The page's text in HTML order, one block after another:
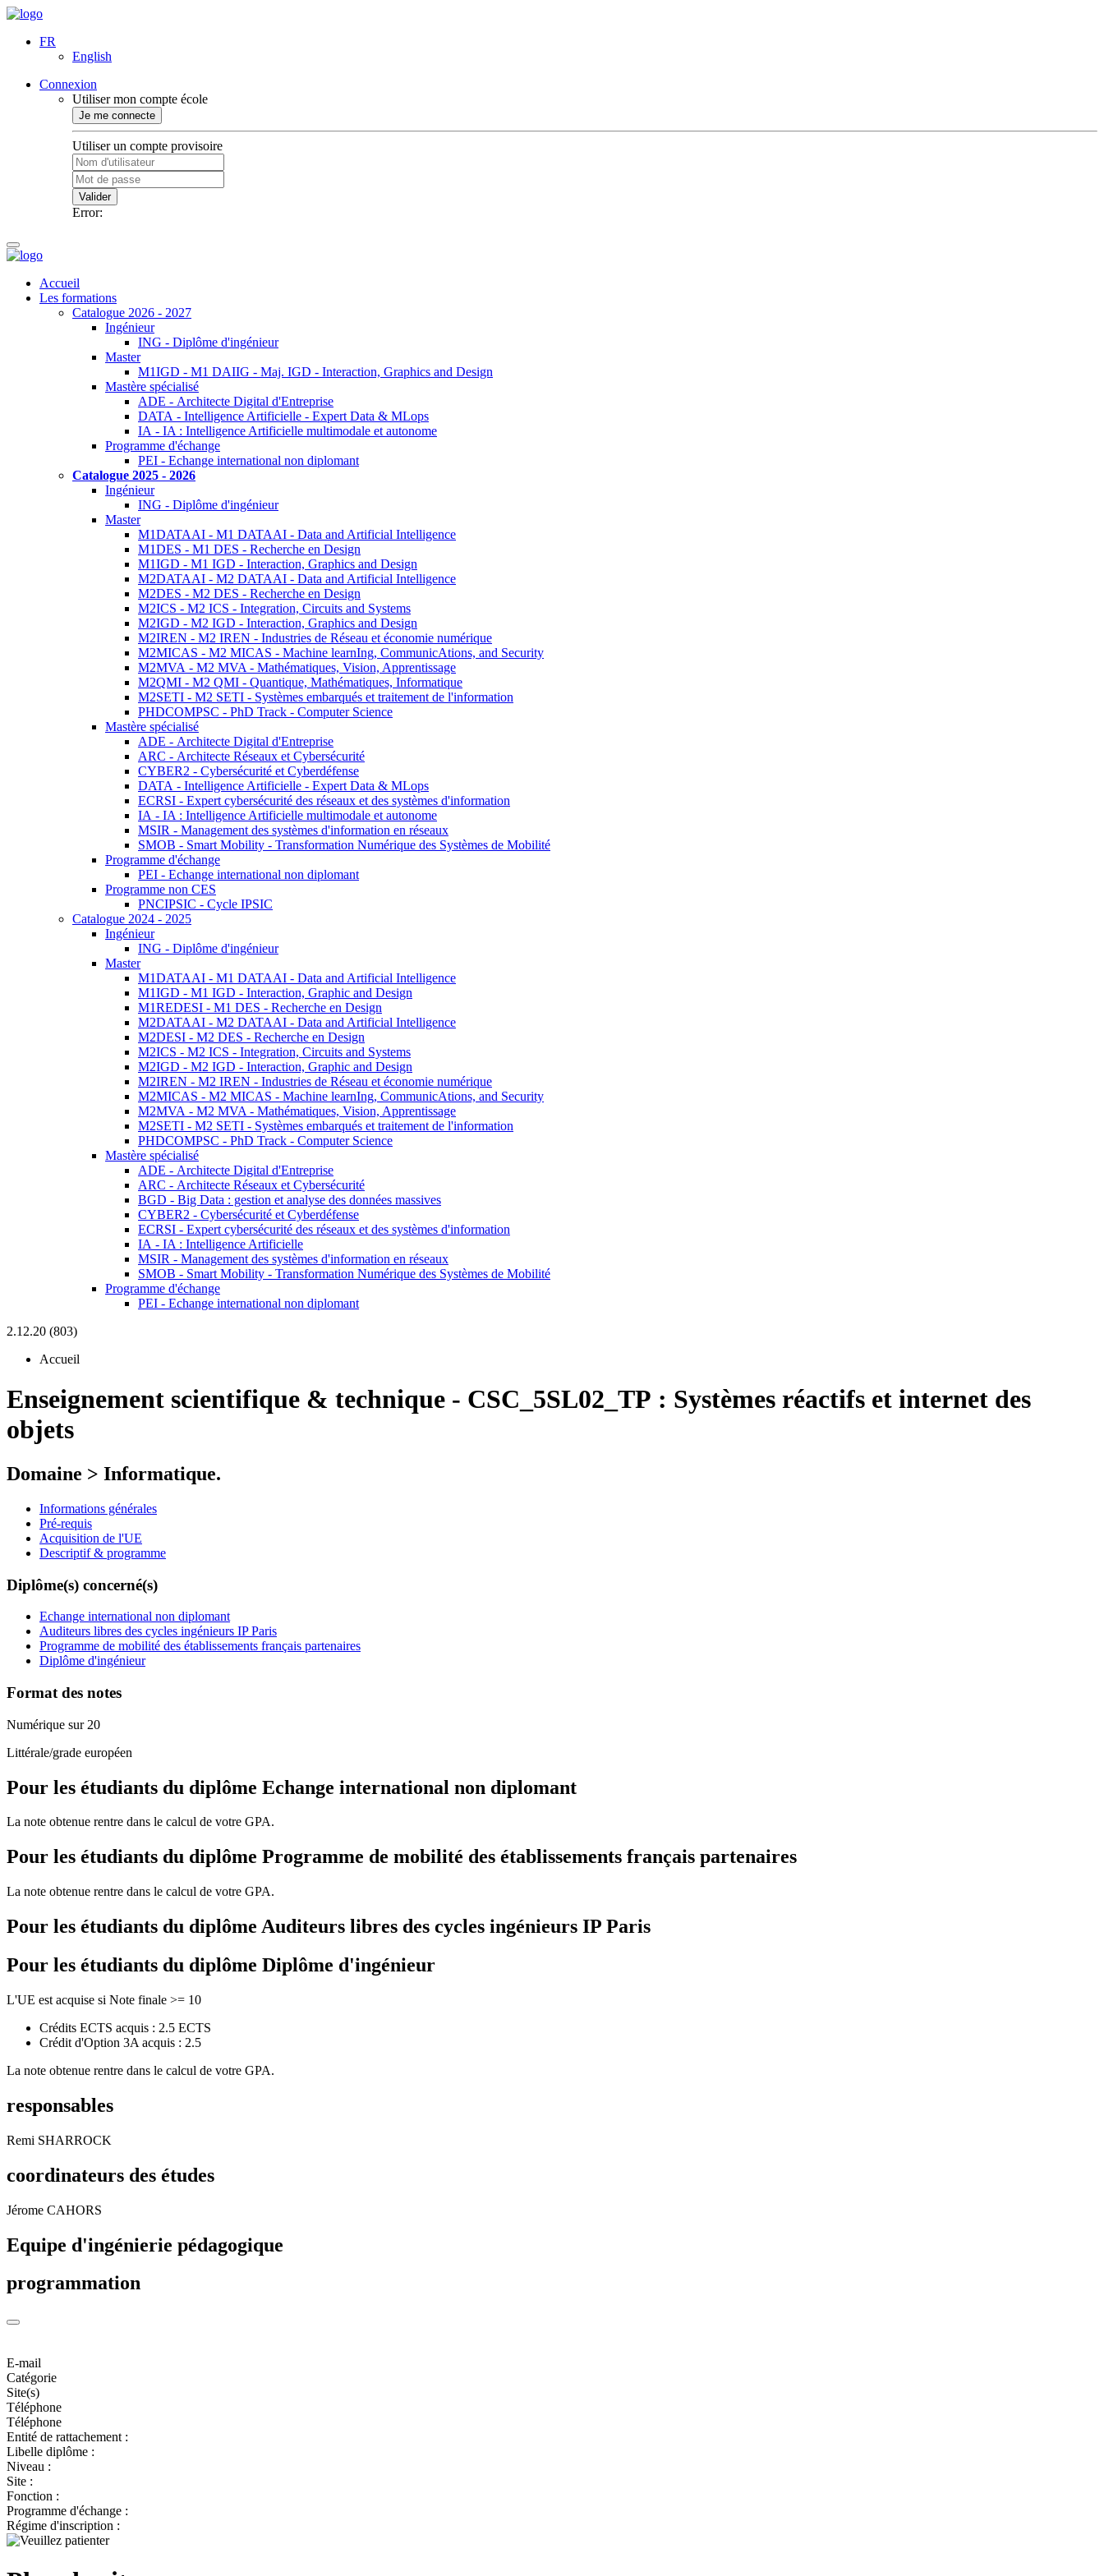
FR
English
Connexion
Utiliser mon compte école
Je me connecte
Utiliser un compte provisoire
Valider
Error:
Accueil
Les formations
Catalogue 2026 - 2027
Ingénieur
ING - Diplôme d'ingénieur
Master
M1IGD - M1 DAIIG - Maj. IGD - Interaction, Graphics and Design
Mastère spécialisé
ADE - Architecte Digital d'Entreprise
DATA - Intelligence Artificielle - Expert Data & MLops
IA - IA : Intelligence Artificielle multimodale et autonome
Programme d'échange
PEI - Echange international non diplomant
Catalogue 2025 - 2026
Ingénieur
ING - Diplôme d'ingénieur
Master
M1DATAAI - M1 DATAAI - Data and Artificial Intelligence
M1DES - M1 DES - Recherche en Design
M1IGD - M1 IGD - Interaction, Graphics and Design
M2DATAAI - M2 DATAAI - Data and Artificial Intelligence
M2DES - M2 DES - Recherche en Design
M2ICS - M2 ICS - Integration, Circuits and Systems
M2IGD - M2 IGD - Interaction, Graphics and Design
M2IREN - M2 IREN - Industries de Réseau et économie numérique
M2MICAS - M2 MICAS - Machine learnIng, CommunicAtions, and Security
M2MVA - M2 MVA - Mathématiques, Vision, Apprentissage
M2QMI - M2 QMI - Quantique, Mathématiques, Informatique
M2SETI - M2 SETI - Systèmes embarqués et traitement de l'information
PHDCOMPSC - PhD Track - Computer Science
Mastère spécialisé
ADE - Architecte Digital d'Entreprise
ARC - Architecte Réseaux et Cybersécurité
CYBER2 - Cybersécurité et Cyberdéfense
DATA - Intelligence Artificielle - Expert Data & MLops
ECRSI - Expert cybersécurité des réseaux et des systèmes d'information
IA - IA : Intelligence Artificielle multimodale et autonome
MSIR - Management des systèmes d'information en réseaux
SMOB - Smart Mobility - Transformation Numérique des Systèmes de Mobilité
Programme d'échange
PEI - Echange international non diplomant
Programme non CES
PNCIPSIC - Cycle IPSIC
Catalogue 2024 - 2025
Ingénieur
ING - Diplôme d'ingénieur
Master
M1DATAAI - M1 DATAAI - Data and Artificial Intelligence
M1IGD - M1 IGD - Interaction, Graphic and Design
M1REDESI - M1 DES - Recherche en Design
M2DATAAI - M2 DATAAI - Data and Artificial Intelligence
M2DESI - M2 DES - Recherche en Design
M2ICS - M2 ICS - Integration, Circuits and Systems
M2IGD - M2 IGD - Interaction, Graphic and Design
M2IREN - M2 IREN - Industries de Réseau et économie numérique
M2MICAS - M2 MICAS - Machine learnIng, CommunicAtions, and Security
M2MVA - M2 MVA - Mathématiques, Vision, Apprentissage
M2SETI - M2 SETI - Systèmes embarqués et traitement de l'information
PHDCOMPSC - PhD Track - Computer Science
Mastère spécialisé
ADE - Architecte Digital d'Entreprise
ARC - Architecte Réseaux et Cybersécurité
BGD - Big Data : gestion et analyse des données massives
CYBER2 - Cybersécurité et Cyberdéfense
ECRSI - Expert cybersécurité des réseaux et des systèmes d'information
IA - IA : Intelligence Artificielle
MSIR - Management des systèmes d'information en réseaux
SMOB - Smart Mobility - Transformation Numérique des Systèmes de Mobilité
Programme d'échange
PEI - Echange international non diplomant
2.12.20 (803)
Accueil
Enseignement scientifique & technique - CSC_5SL02_TP : Systèmes réactifs et internet des
objets
Domaine > Informatique.
Informations générales
Pré-requis
Acquisition de l'UE
Descriptif & programme
Diplôme(s) concerné(s)
Echange international non diplomant
Auditeurs libres des cycles ingénieurs IP Paris
Programme de mobilité des établissements français partenaires
Diplôme d'ingénieur
Format des notes
Numérique sur 20
Littérale/grade européen
Pour les étudiants du diplôme Echange international non diplomant
La note obtenue rentre dans le calcul de votre GPA.
Pour les étudiants du diplôme Programme de mobilité des établissements français partenaires
La note obtenue rentre dans le calcul de votre GPA.
Pour les étudiants du diplôme Auditeurs libres des cycles ingénieurs IP Paris
Pour les étudiants du diplôme Diplôme d'ingénieur
L'UE est acquise si Note finale >= 10
Crédits ECTS acquis : 2.5 ECTS
Crédit d'Option 3A acquis : 2.5
La note obtenue rentre dans le calcul de votre GPA.
responsables
Remi SHARROCK
coordinateurs des études
Jérome CAHORS
Equipe d'ingénierie pédagogique
programmation
E-mail
Catégorie
Site(s)
Téléphone
Téléphone
Entité de rattachement :
Libelle diplôme :
Niveau :
Site :
Fonction :
Programme d'échange :
Régime d'inscription :